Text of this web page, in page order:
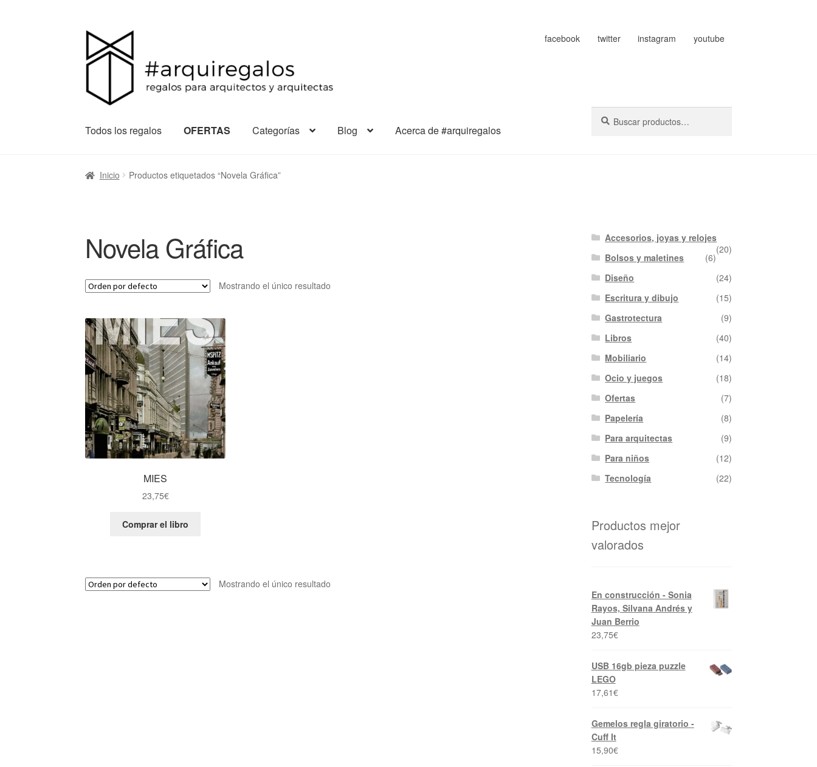
facebook twitter instagram youtube
Todos los regalos OFERTAS Categorías Blog Acerca de #arquiregalos
por:
Inicio Productos etiquetados “Novela Gráfica”
Novela Gráfica
Mostrando el único resultado
MIES
23,75€
Comprar el libro
Mostrando el único resultado
Accesorios, joyas y relojes
(20)
Bolsos y maletines
(6)
Diseño
(24)
Escritura y dibujo
(15)
Gastrotectura
(9)
Libros
(40)
Mobiliario
(14)
Ocio y juegos
(18)
Ofertas
(7)
Papelería
(8)
Para arquitectas
(9)
Para niños
(12)
Tecnología
(22)
Productos mejor
valorados
En construcción - Sonia
Rayos, Silvana Andrés y
Juan Berrio
23,75€
USB 16gb pieza puzzle
LEGO
17,61€
Gemelos regla giratorio -
Cuff It
15,90€